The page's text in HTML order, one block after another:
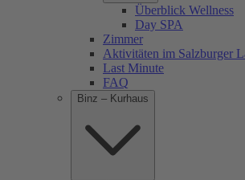
Überblick Wellness
Day SPA
Zimmer
Aktivitäten im Salzburger
Last Minute
FAQ
Binz – Kurhaus